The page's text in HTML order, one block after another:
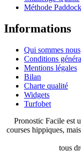
Méthode Paddock
Informations
Qui sommes nous
Conditions
Mentions légales
Bilan
Charte qualité
Widgets
Turfobet
Pronostic Facile est
courses hippiques,
tous